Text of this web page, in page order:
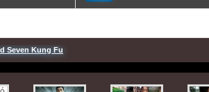
Seven Kung Fu